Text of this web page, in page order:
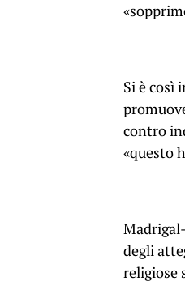
Si è così
contro
«questo
degli
religiose